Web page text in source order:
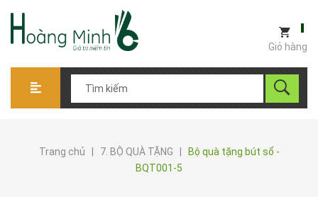
Giỏ hàng
Trang chủ 7. BỘ QUÀ TẶNG
Bộ quà tặng bút sổ -
BQT001-5